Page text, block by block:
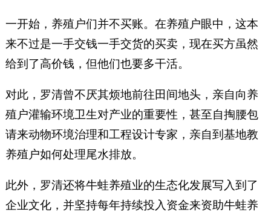
一开始，养殖户们并不买账。在养殖户眼中，这本
来不过是一手交钱一手交货的买卖，现在买方虽然
给到了高价钱，但他们也要多干活。
对此，罗清曾不厌其烦地前往田间地头，亲自向养
殖户灌输环境卫生对产业的重要性，甚至自掏腰包
请来动物环境治理和工程设计专家，亲自到基地教
养殖户如何处理尾水排放。
此外，罗清还将牛蛙养殖业的生态化发展写入到了
企业文化，并坚持每年持续投入资金来资助牛蛙养